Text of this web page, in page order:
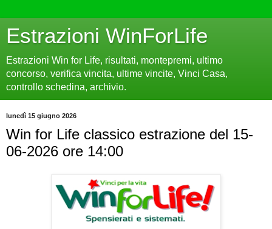
Estrazioni WinForLife
Estrazioni Win for Life, risultati, montepremi, ultimo
concorso, verifica vincita, ultime vincite, Vinci Casa,
controllo schedina, archivio.
lunedì 15 giugno 2026
Win for Life classico estrazione del 15-
06-2026 ore 14:00